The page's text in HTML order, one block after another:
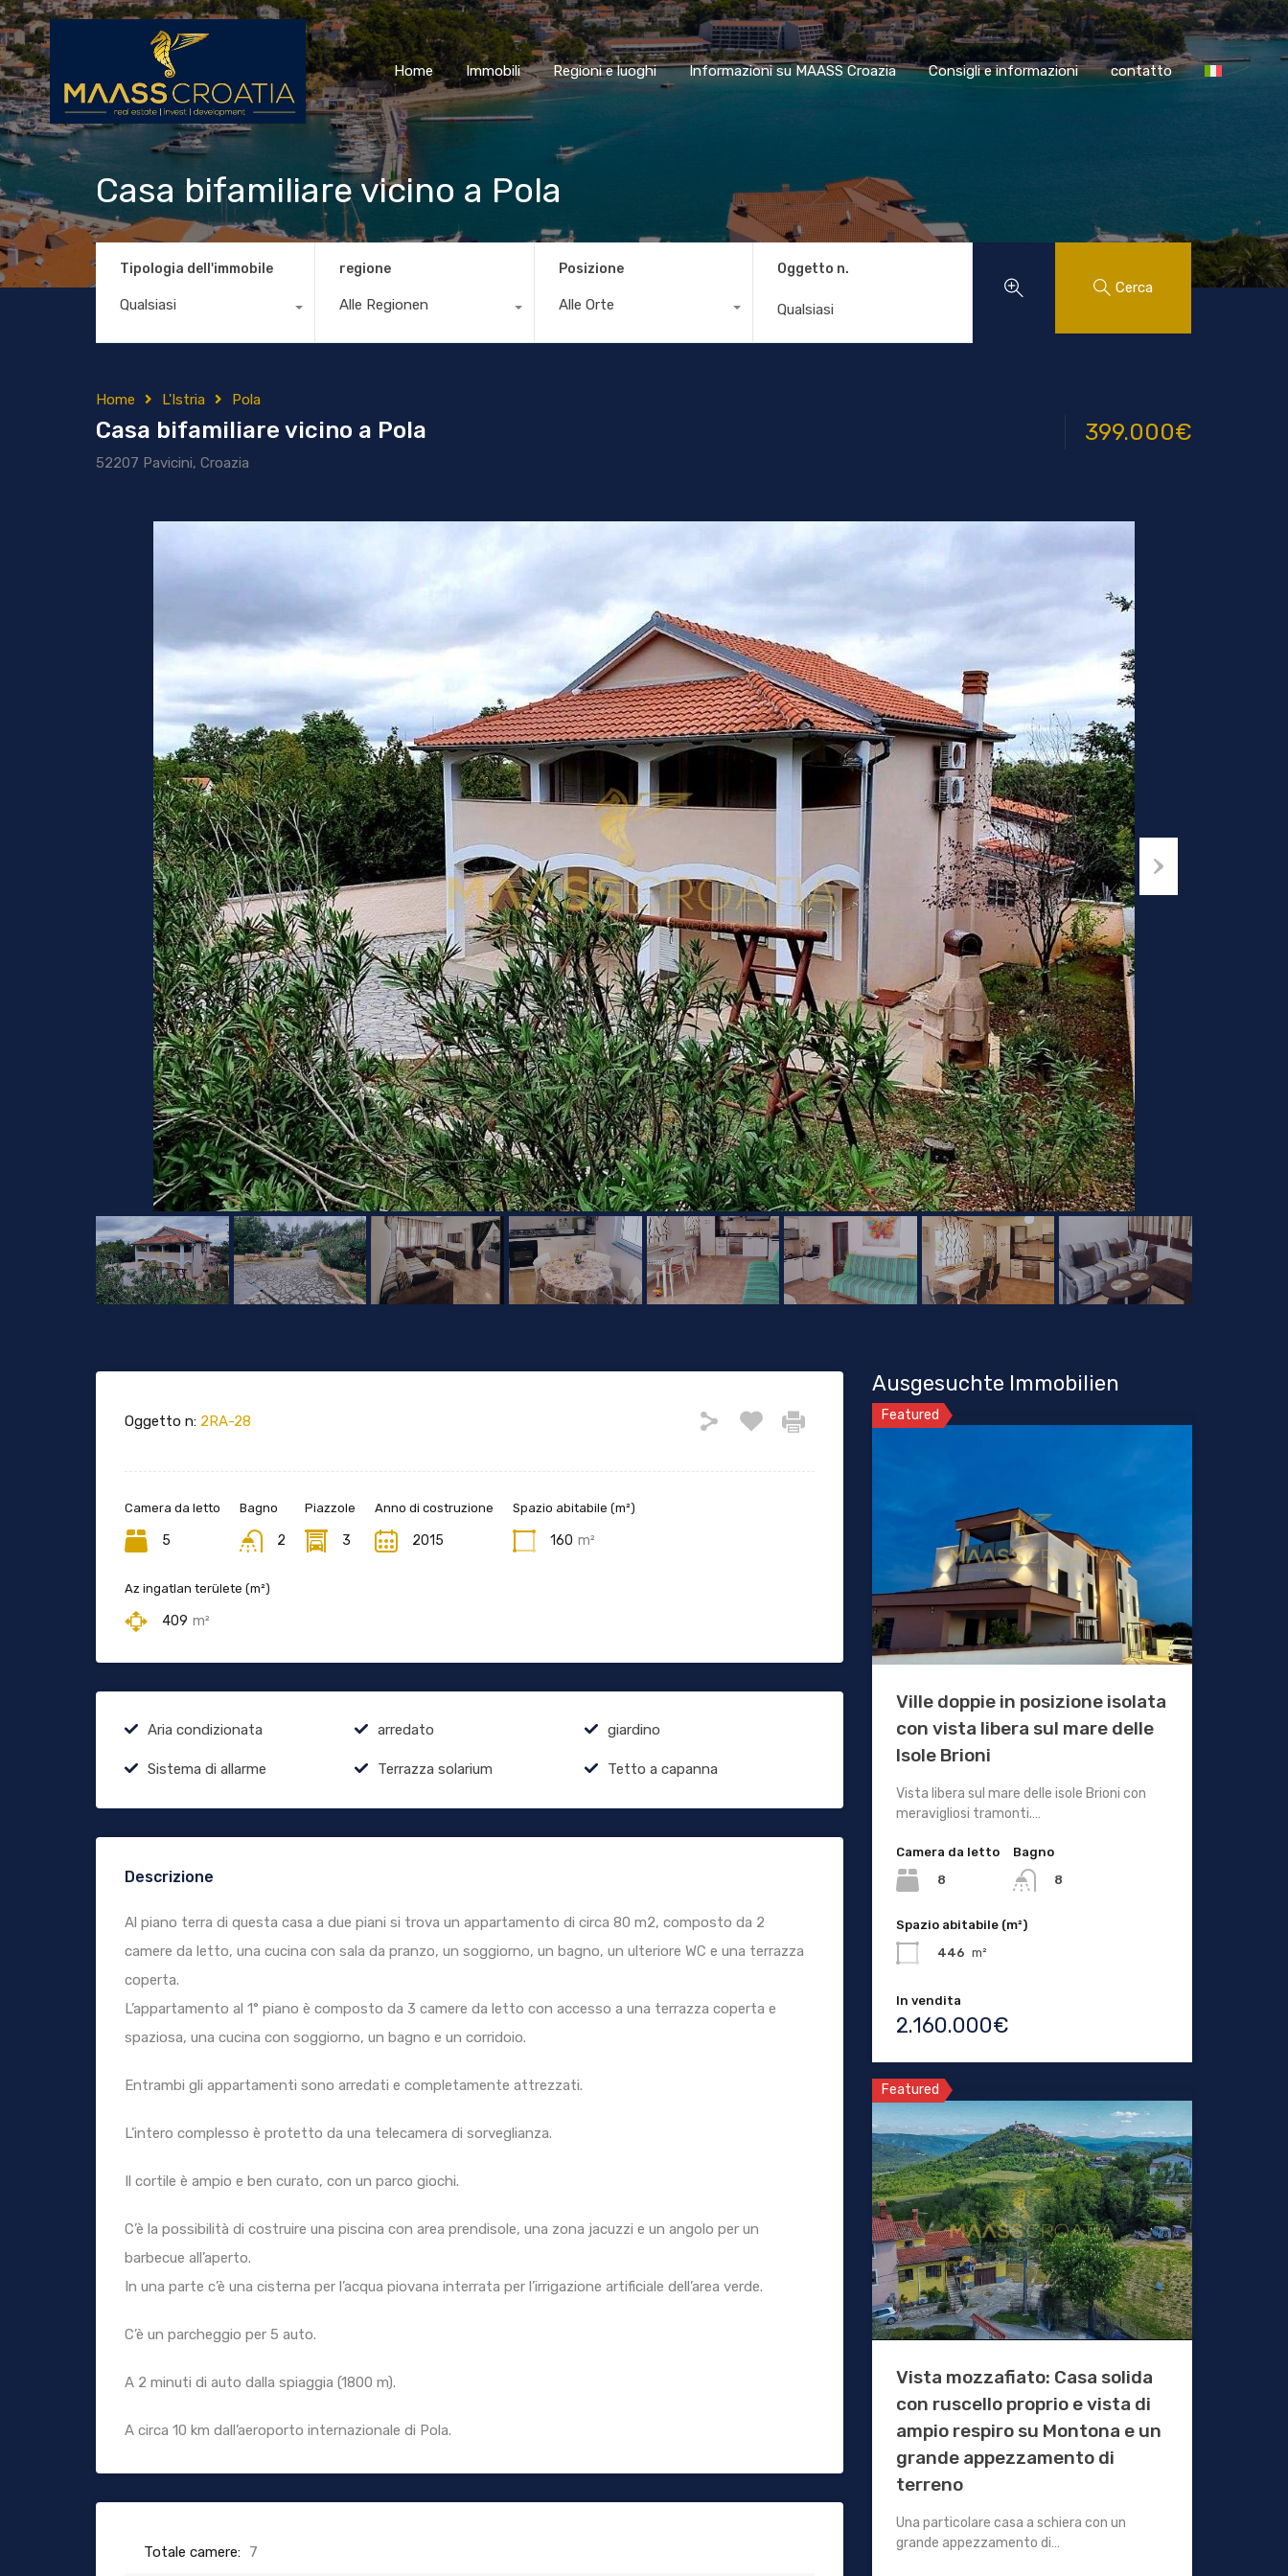
Home Immobili Regioni e luoghi Informazioni su MAASS Croazia Consigli e informazioni contatto
Home Immobili Regioni e luoghi Informazioni su MAASS Croazia Consigli e informazioni contatto
Casa bifamiliare vicino a Pola
Tipologia dell'immobile
Qualsiasi
regione
Alle Regionen
Posizione
Alle Orte
Oggetto n.
Cerca
Home L'Istria Pola
Casa bifamiliare vicino a Pola
52207 Pavicini, Croazia
399.000€
Oggetto n: 2RA-28
Camera da letto
5
Bagno
2
Piazzole
3
Anno di costruzione
2015
Spazio abitabile (m²)
160 m²
Az ingatlan területe (m²)
409 m²
Aria condizionata arredato giardino
Sistema di allarme Terrazza solarium Tetto a capanna
Descrizione
Al piano terra di questa casa a due piani si trova un appartamento di circa 80 m2, composto da 2
camere da letto, una cucina con sala da pranzo, un soggiorno, un bagno, un ulteriore WC e una terrazza
coperta.
L’appartamento al 1° piano è composto da 3 camere da letto con accesso a una terrazza coperta e
spaziosa, una cucina con soggiorno, un bagno e un corridoio.
Entrambi gli appartamenti sono arredati e completamente attrezzati.
L’intero complesso è protetto da una telecamera di sorveglianza.
Il cortile è ampio e ben curato, con un parco giochi.
C’è la possibilità di costruire una piscina con area prendisole, una zona jacuzzi e un angolo per un
barbecue all’aperto.
In una parte c’è una cisterna per l’acqua piovana interrata per l’irrigazione artificiale dell’area verde.
C’è un parcheggio per 5 auto.
A 2 minuti di auto dalla spiaggia (1800 m).
A circa 10 km dall’aeroporto internazionale di Pola.
Totale camere: 7
Ausgesuchte Immobilien
Featured
Ville doppie in posizione isolata
con vista libera sul mare delle
Isole Brioni
Vista libera sul mare delle isole Brioni con
meravigliosi tramonti.…
Camera da letto
8
Bagno
8
Spazio abitabile (m²)
446 m²
In vendita
2.160.000€
Featured
Vista mozzafiato: Casa solida
con ruscello proprio e vista di
ampio respiro su Montona e un
grande appezzamento di
terreno
Una particolare casa a schiera con un
grande appezzamento di…